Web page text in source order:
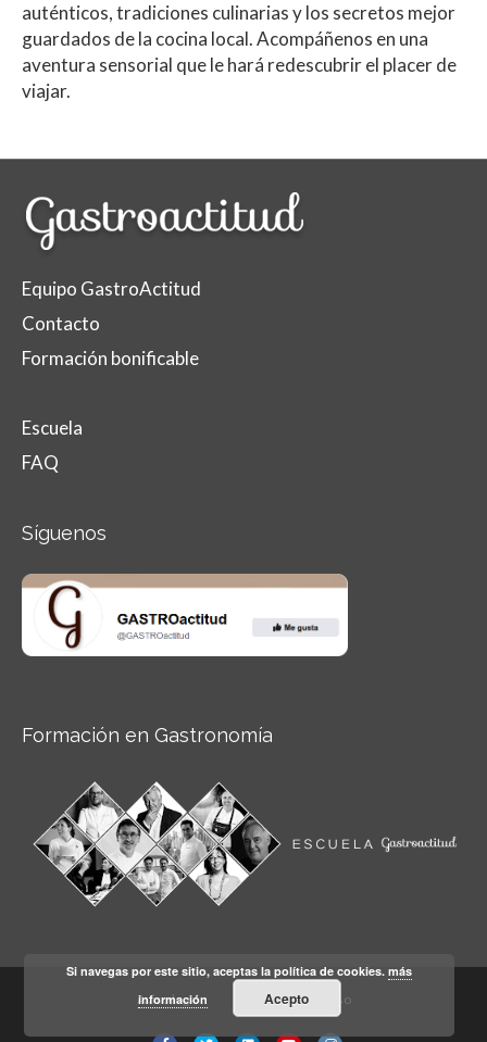
auténticos, tradiciones culinarias y los secretos mejor
guardados de la cocina local. Acompáñenos en una
aventura sensorial que le hará redescubrir el placer de
viajar.
Equipo GastroActitud
Contacto
Formación bonificable
Escuela
FAQ
Síguenos
Formación en Gastronomía
Aviso legal Condiciones de Uso
Si navegas por este sitio, aceptas la política de cookies.más
información
Acepto